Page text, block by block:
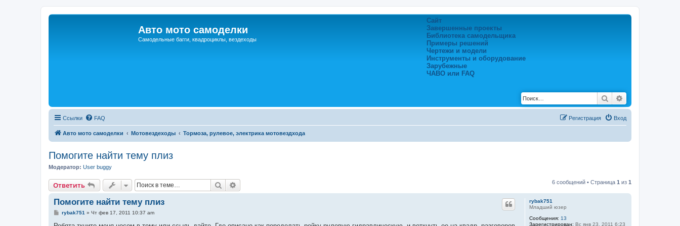
Авто мото самоделки
Самодельные багги, квадроциклы, вездеходы
Сайт
Завершенные проекты
Библиотека самодельщика
Примеры решений
Чертежи и модели
Инструменты и оборудование
Зарубежные
ЧАВО или FAQ
Поиск
Ссылки FAQ Вход
Регистрация
Авто мото самоделки Мотовездеходы Тормоза, рулевое, электрика мотовездхода
Помогите найти тему плиз
Модератор: User buggy
Ответить Поиск 6 сообщений • Страница 1 из 1
rybak751
Младший юзер
Сообщения: 13
Зарегистрирован: Вс янв 23, 2011 6:23
Помогите найти тему плиз
С
о
rybak751 » Чт фев 17, 2011 10:37 am